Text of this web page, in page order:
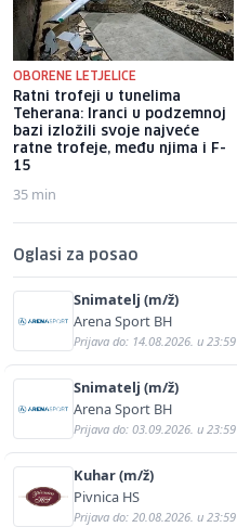
OBORENE LETJELICE
Ratni trofeji u tunelima
Teherana: Iranci u podzemnoj
bazi izložili svoje najveće
ratne trofeje, među njima i F-
15
35 min
Oglasi za posao
Snimatelj (m/ž)
Arena Sport BH
Prijava do: 14.08.2026. u 23:59
Snimatelj (m/ž)
Arena Sport BH
Prijava do: 03.09.2026. u 23:59
Kuhar (m/ž)
Pivnica HS
Prijava do: 20.08.2026. u 23:59